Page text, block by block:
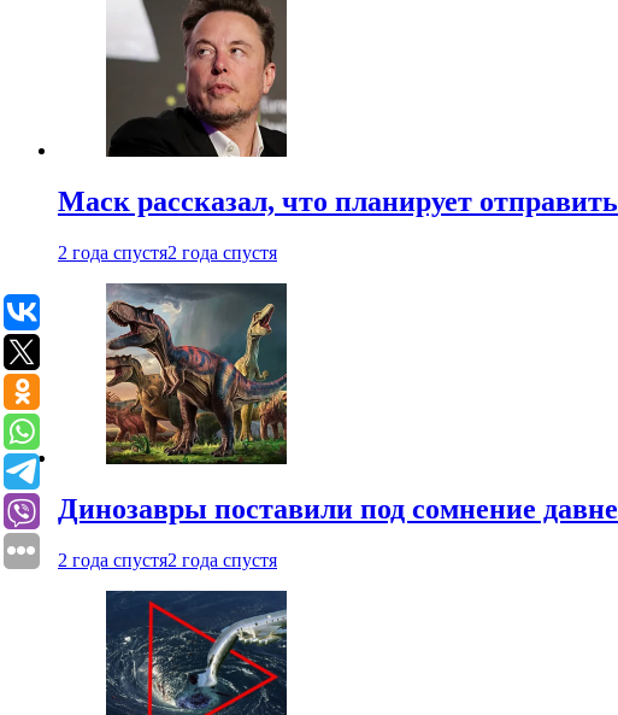
Маск рассказал, что планирует
2 года спустя2 года спустя
Динозавры поставили под сомнение
2 года спустя2 года спустя